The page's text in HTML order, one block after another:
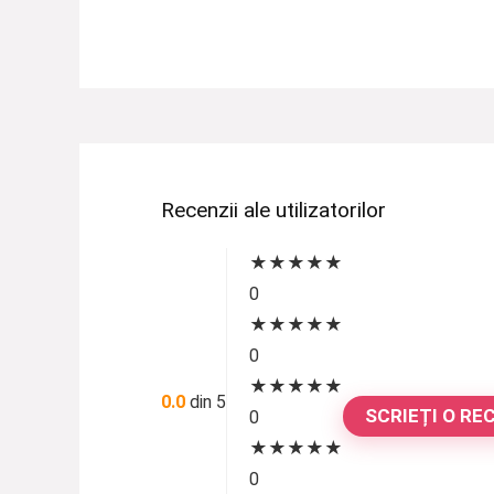
Recenzii ale utilizatorilor
0.0 din 5
★ ★ ★ ★ ★
0
★ ★ ★ ★ ★
0
★ ★ ★ ★ ★
0
★ ★ ★ ★ ★
0
SCRIEȚI O